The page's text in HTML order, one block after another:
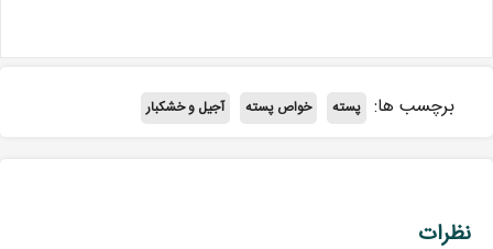
برچسب ها: پسته خواص پسته آجیل و خشکبار
نظرات